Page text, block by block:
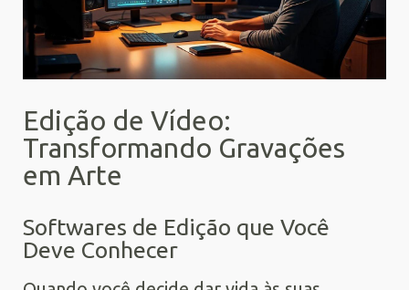
Edição de Vídeo:
Transformando Gravações
em Arte
Softwares de Edição que Você
Deve Conhecer